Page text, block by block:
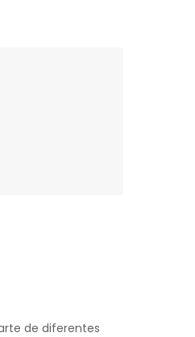
de diferentes